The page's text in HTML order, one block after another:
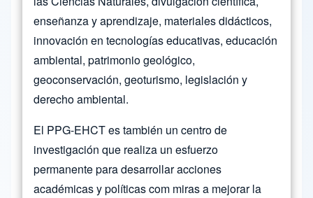
enseñanza y aprendizaje, materiales didácticos,
innovación en tecnologías educativas, educación
ambiental, patrimonio geológico,
geoconservación, geoturismo, legislación y
derecho ambiental.
El PPG-EHCT es también un centro de
investigación que realiza un esfuerzo
permanente para desarrollar acciones
académicas y políticas com miras a mejorar la